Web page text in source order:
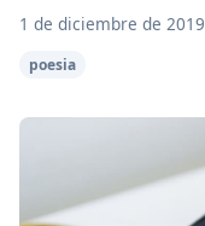
1 de diciembre de 2019
poesia